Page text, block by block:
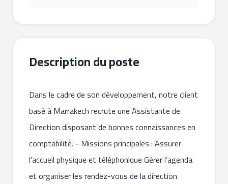
Description du poste
Dans le cadre de son développement, notre client
basé à Marrakech recrute une Assistante de
Direction disposant de bonnes connaissances en
comptabilité. - Missions principales : Assurer
l’accueil physique et téléphonique Gérer l’agenda
et organiser les rendez-vous de la direction